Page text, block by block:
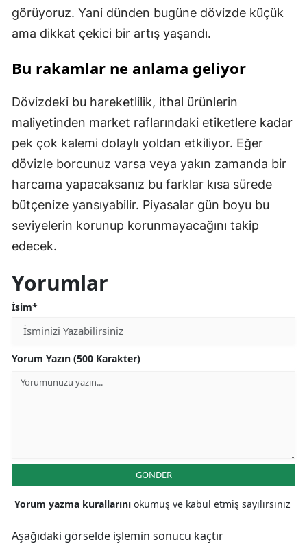
görüyoruz. Yani dünden bugüne dövizde küçük
ama dikkat çekici bir artış yaşandı.
Bu rakamlar ne anlama geliyor
Dövizdeki bu hareketlilik, ithal ürünlerin
maliyetinden market raflarındaki etiketlere kadar
pek çok kalemi dolaylı yoldan etkiliyor. Eğer
dövizle borcunuz varsa veya yakın zamanda bir
harcama yapacaksanız bu farklar kısa sürede
bütçenize yansıyabilir. Piyasalar gün boyu bu
seviyelerin korunup korunmayacağını takip
edecek.
Yorumlar
İsim*
Yorum Yazın (500 Karakter)
GÖNDER
Yorum yazma kurallarını okumuş ve kabul etmiş sayılırsınız
Aşağıdaki görselde işlemin sonucu kaçtır